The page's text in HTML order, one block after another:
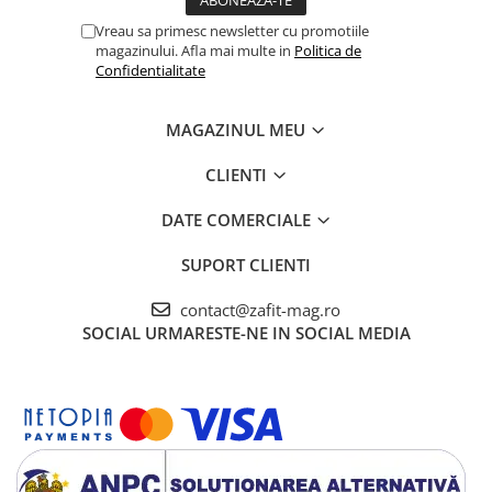
Vreau sa primesc newsletter cu promotiile
magazinului. Afla mai multe in Politica de
Confidentialitate
MAGAZINUL MEU
CLIENTI
DATE COMERCIALE
SUPORT CLIENTI
contact@zafit-mag.ro
SOCIAL URMARESTE-NE IN SOCIAL MEDIA